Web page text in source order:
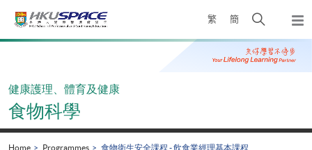
繁 簡
Open
search
panel
Main
健康護理、體育及健康
食物科學
Home Programmes 食物衛生安全課程 - 飲食業經理基本課程